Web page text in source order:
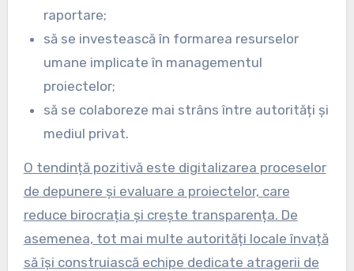
raportare;
să se investească în formarea resurselor
umane implicate în managementul
proiectelor;
să se colaboreze mai strâns între autorități și
mediul privat.
O tendință pozitivă este digitalizarea proceselor
de depunere și evaluare a proiectelor, care
reduce birocrația și crește transparența. De
asemenea, tot mai multe autorități locale învață
să își construiască echipe dedicate atragerii de